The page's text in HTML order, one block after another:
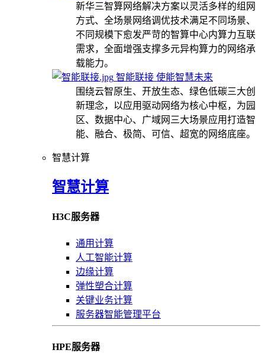
新华三智算网络解决方案以灵活多样的组网
方式、全场景网络调优技术满足不同场景、
不同规模下愈发严苛的智算中心内算力互联
需求，全面增强支撑多元异构算力的网络承
载能力。
智能联接 使能智慧未来
围绕云智原生、开放生态、绿色低碳三大创
新理念，以应用驱动网络为核心中枢，为园
区、数据中心、广域网三大场景应用打造智
能、融合、极简、可信、超宽的网络底座。
智慧计算
智慧计算
H3C服务器
通用计算
人工智能计算
边缘计算
弹性塑合计算
关键业务计算
服务器智能管理平台
HPE服务器